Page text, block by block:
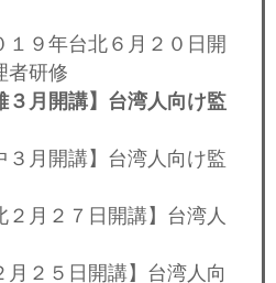
１９年台北６月２０日開
者研修
３月開講】台湾人向け監
３月開講】台湾人向け監
２月２７日開講】台湾人
月２５日開講】台湾人向